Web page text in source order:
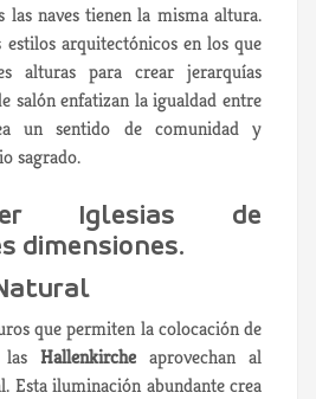
las naves tienen la misma altura.
arquitectónicos en los que
alturas para crear jerarquías
salón enfatizan la igualdad entre
un sentido de comunidad y
sagrado.
Iglesias de
dimensiones.
que permiten la colocación de
las Hallenkirche aprovechan al
Esta iluminación abundante crea